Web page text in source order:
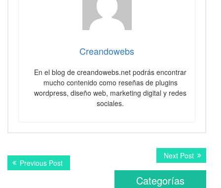
Creandowebs
En el blog de creandowebs.net podrás encontrar
mucho contenido como reseñas de plugins
wordpress, diseño web, marketing digital y redes
sociales.
Navegación
dePrevious PostPrevious
post:
Next PostNext
post:
Categorías